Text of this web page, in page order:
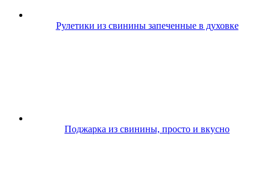
Рулетики из свинины запеченные в духовке
Поджарка из свинины, просто и вкусно